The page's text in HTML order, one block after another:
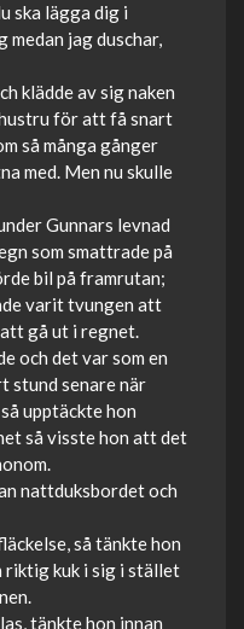
ska lägga dig i
medan jag duschar,
klädde av sig naken
för att få snart
så många gånger
med. Men nu skulle
Gunnars levnad
som smattrade på
bil på framrutan;
varit tvungen att
gå ut i regnet.
och det var som en
stund senare när
upptäckte hon
så visste hon att det
nattduksbordet och
så tänkte hon
riktig kuk i sig i stället
tänkte hon innan